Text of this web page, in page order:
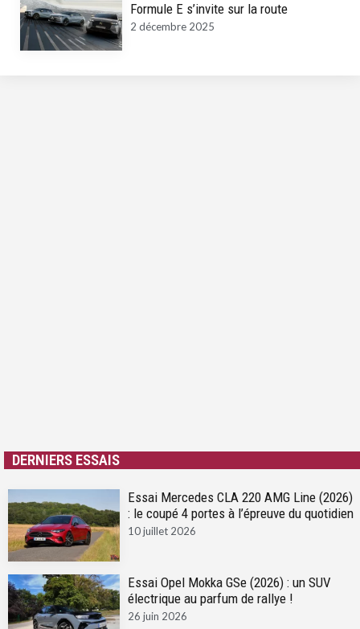
Formule E s’invite sur la route
2 décembre 2025
DERNIERS ESSAIS
Essai Mercedes CLA 220 AMG Line (2026)
: le coupé 4 portes à l’épreuve du quotidien
10 juillet 2026
Essai Opel Mokka GSe (2026) : un SUV
électrique au parfum de rallye !
26 juin 2026